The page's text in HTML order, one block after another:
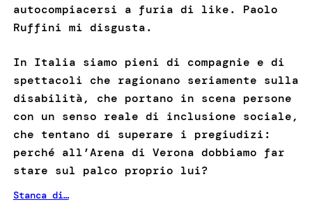
autocompiacersi a furia di like. Paolo
Ruffini mi disgusta.
In Italia siamo pieni di compagnie e di
spettacoli che ragionano seriamente sulla
disabilità, che portano in scena persone
con un senso reale di inclusione sociale,
che tentano di superare i pregiudizi:
perché all’Arena di Verona dobbiamo far
stare sul palco proprio lui?
Stanca di…